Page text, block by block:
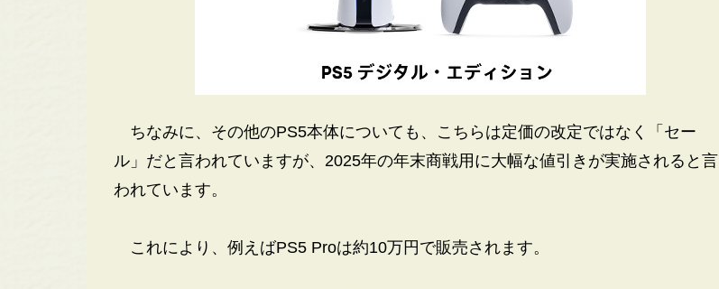
ちなみに、その他のPS5本体についても、こちらは定価の改定ではなく「セー
ル」だと言われていますが、2025年の年末商戦用に大幅な値引きが実施されると言
われています。
これにより、例えばPS5 Proは約10万円で販売されます。